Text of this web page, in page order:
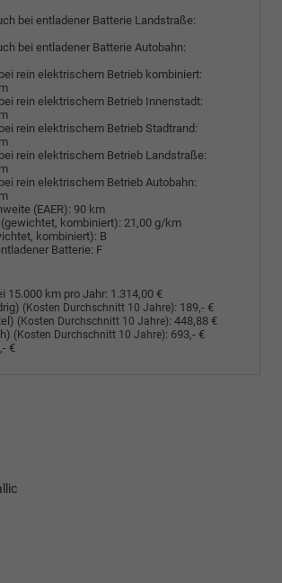
bei entladener Batterie Landstraße:
bei entladener Batterie Autobahn:
rein elektrischem Betrieb kombiniert:
rein elektrischem Betrieb Innenstadt:
rein elektrischem Betrieb Stadtrand:
rein elektrischem Betrieb Landstraße:
rein elektrischem Betrieb Autobahn:
(EAER): 90 km
kombiniert): 21,00 g/km
kombiniert): B
Batterie: F
15.000 km pro Jahr: 1.314,00 €
(Kosten Durchschnitt 10 Jahre): 189,- €
(Kosten Durchschnitt 10 Jahre): 448,88 €
(Kosten Durchschnitt 10 Jahre): 693,- €
€